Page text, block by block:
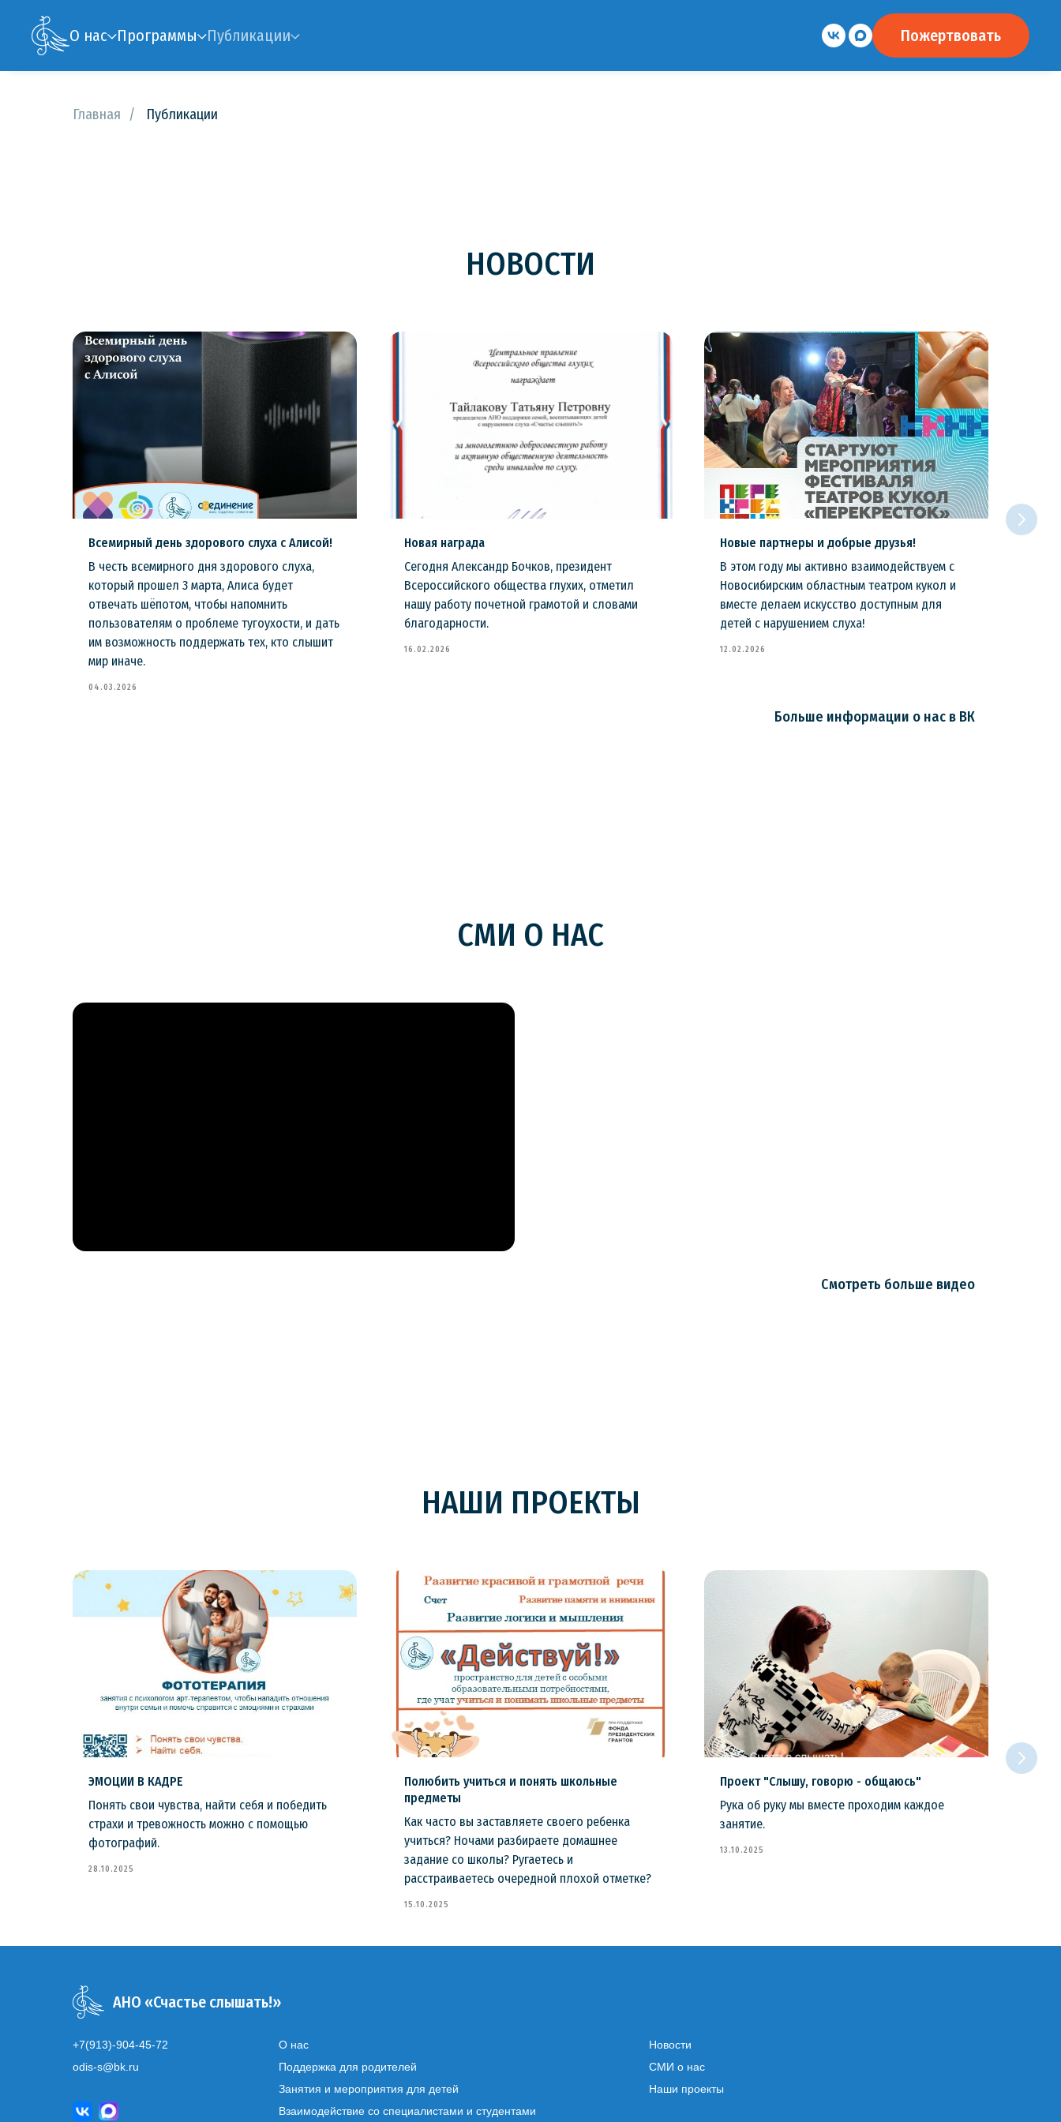
О нас Программы Публикации Пожертвовать
Главная / Публикации
НОВОСТИ
Всемирный день здорового слуха с Алисой!
В честь всемирного дня здорового слуха,
который прошел 3 марта, Алиса будет
отвечать шёпотом, чтобы напомнить
пользователям о проблеме тугоухости, и дать
им возможность поддержать тех, кто слышит
мир иначе.
04.03.2026
Новая награда
Сегодня Александр Бочков, президент
Всероссийского общества глухих, отметил
нашу работу почетной грамотой и словами
благодарности.
16.02.2026
Новые партнеры и добрые друзья!
В этом году мы активно взаимодействуем с
Новосибирским областным театром кукол и
вместе делаем искусство доступным для
детей с нарушением слуха!
12.02.2026
Больше информации о нас в ВК
СМИ О НАС
Смотреть больше видео
НАШИ ПРОЕКТЫ
ЭМОЦИИ В КАДРЕ
Понять свои чувства, найти себя и победить
страхи и тревожность можно с помощью
фотографий.
28.10.2025
Полюбить учиться и понять школьные
предметы
Как часто вы заставляете своего ребенка
учиться? Ночами разбираете домашнее
задание со школы? Ругаетесь и
расстраиваетесь очередной плохой отметке?
15.10.2025
Проект "Слышу, говорю - общаюсь"
Рука об руку мы вместе проходим каждое
занятие.
13.10.2025
АНО «Счастье слышать!»
+7(913)-904-45-72
odis-s@bk.ru
Новости
СМИ о нас
Наши проекты
О нас
Поддержка для родителей
Занятия и мероприятия для детей
Взаимодействие со специалистами и студентами